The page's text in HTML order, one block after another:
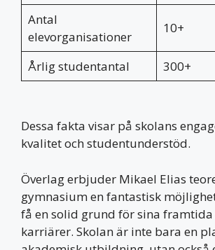
Antal
elevorganisationer
10+
Årlig studentantal 300+
Dessa fakta visar på skolans
kvalitet och studentunderstöd.
Överlag erbjuder Mikael Elias
gymnasium en fantastisk
få en solid grund för sina
karriärer. Skolan är inte bara en